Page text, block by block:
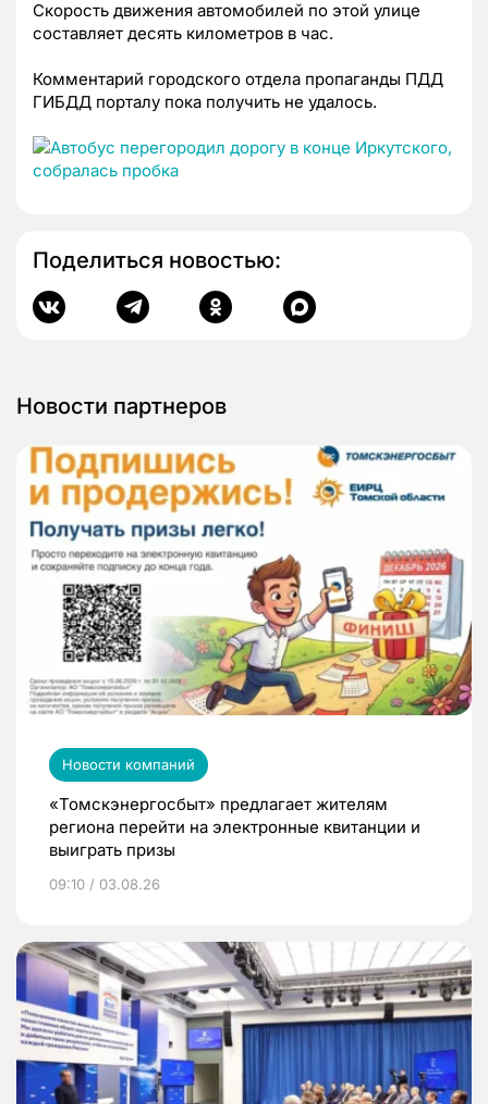
Скорость движения автомобилей по этой улице
составляет десять километров в час.
Комментарий городского отдела пропаганды ПДД
ГИБДД порталу пока получить не удалось.
Поделиться новостью:
Новости партнеров
Новости компаний
«Томскэнергосбыт» предлагает жителям
региона перейти на электронные квитанции и
выиграть призы
09:10 / 03.08.26